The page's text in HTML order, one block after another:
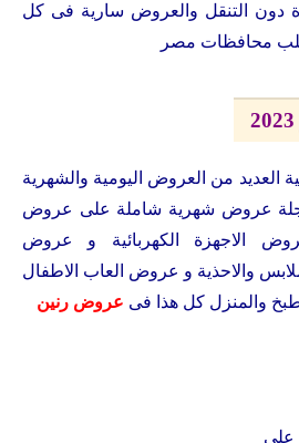
دون التنقل والعروض سارية فى كل
محافظات مصر
العديد من العروض اليومية والشهرية
عروض شهرية شاملة على عروض
الاجهزة الكهربائية و عروض
والاحذية و عروض العاب الاطفال
والمنزل كل هذا فى عروض رنين
على